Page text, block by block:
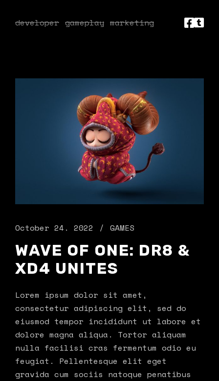
developer gameplay marketing
October 24. 2022 GAMES
WAVE OF ONE: DR8 &
XD4 UNITES
Lorem ipsum dolor sit amet,
consectetur adipiscing elit, sed do
eiusmod tempor incididunt ut labore et
dolore magna aliqua. Tortor aliquam
nulla facilisi cras fermentum odio eu
feugiat. Pellentesque elit eget
gravida cum sociis natoque penatibus